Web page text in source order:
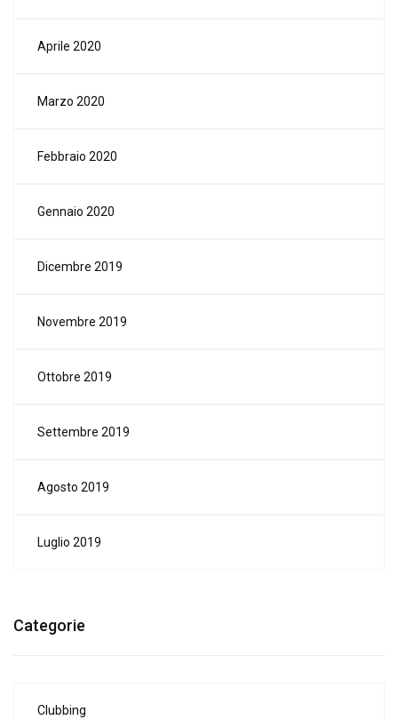
Aprile 2020
Marzo 2020
Febbraio 2020
Gennaio 2020
Dicembre 2019
Novembre 2019
Ottobre 2019
Settembre 2019
Agosto 2019
Luglio 2019
Categorie
Clubbing